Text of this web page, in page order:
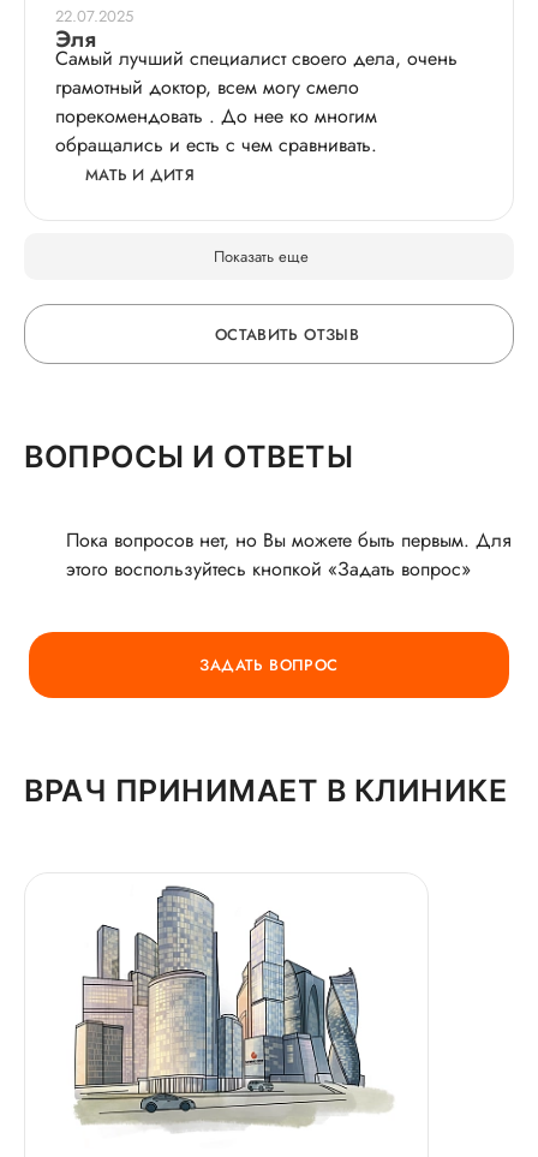
назначила лечение, которое действительно
помогает. В клинике чисто, персонал вежливый.
Хочу поблагодарить Земфиру Исмаиловну за
доброту и внимательность, отметить высокий
профессиональный уровень и индивидуальный
подход к пациентам.
Рекомендую этого врача как профессионала
22.07.2025
Эля
Самый лучший специалист своего дела, очень
грамотный доктор, всем могу смело
порекомендовать . До нее ко многим
обращались и есть с чем сравнивать.
МАТЬ И ДИТЯ
Показать еще
ОСТАВИТЬ ОТЗЫВ
ГОРЯЧАЯ ЛИНИЯ КАЧЕСТВА
ВОПРОСЫ И ОТВЕТЫ
Пока вопросов нет, но Вы можете быть первым. Для
этого воспользуйтесь кнопкой «Задать вопрос»
ЗАДАТЬ ВОПРОС
ВРАЧ ПРИНИМАЕТ В КЛИНИКЕ